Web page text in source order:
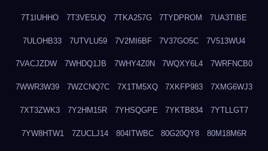
7T1IUHHO 7T3VE5UQ 7TKA257G 7TYDPROM 7UA3TIBE
7ULOHB33 7UTVLU59 7V2MI6BF 7V37GO5C 7V513WU4
7VACJZDW 7WHDQ1JB 7WHY4Z0N 7WQXY6L4 7WRFNCB0
7WWR3W39 7WZCNQ7C 7X1TM5XQ 7XKFP983 7XMG6WJ3
7XT3ZWK3 7Y2HM15R 7YHSQGPE 7YKTB834 7YTLLGT7
7YW8HTW1 7ZUCLJ14 804ITWBC 80G20QY8 80M18M6R